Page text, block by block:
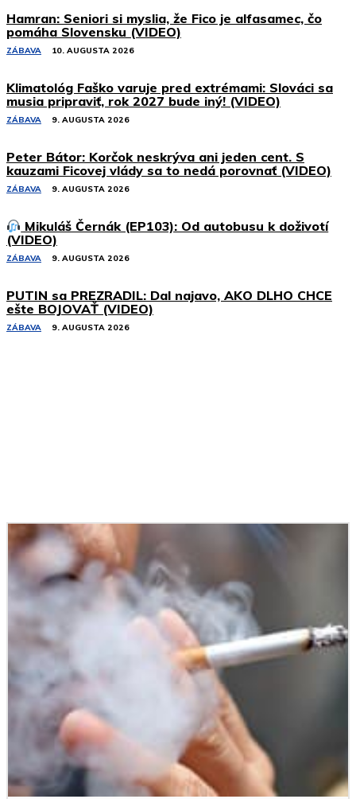
Hamran: Seniori si myslia, že Fico je alfasamec, čo
pomáha Slovensku (VIDEO)
ZÁBAVA 10. AUGUSTA 2026
Klimatológ Faško varuje pred extrémami: Slováci sa
musia pripraviť, rok 2027 bude iný! (VIDEO)
ZÁBAVA 9. AUGUSTA 2026
Peter Bátor: Korčok neskrýva ani jeden cent. S
kauzami Ficovej vlády sa to nedá porovnať (VIDEO)
ZÁBAVA 9. AUGUSTA 2026
Mikuláš Černák (EP103): Od autobusu k doživotí
(VIDEO)
ZÁBAVA 9. AUGUSTA 2026
PUTIN sa PREZRADIL: Dal najavo, AKO DLHO CHCE
ešte BOJOVAŤ (VIDEO)
ZÁBAVA 9. AUGUSTA 2026